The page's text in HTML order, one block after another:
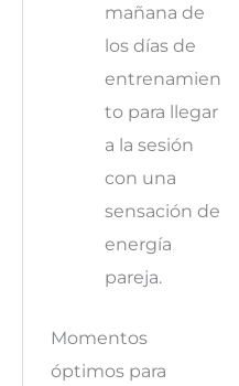
mañana de
los días de
entrenamien
to para llegar
a la sesión
con una
sensación de
energía
pareja.
Momentos
óptimos para